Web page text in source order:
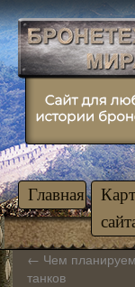
Главная
← Чем
танков